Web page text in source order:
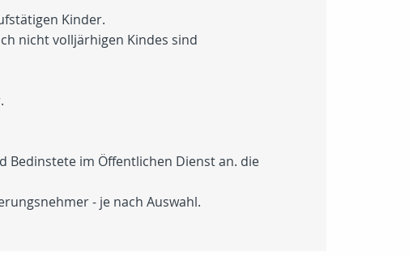
Kinder.
nicht volljärhigen Kindes sind
Bedinstete im Öffentlichen Dienst an. die
- je nach Auswahl.